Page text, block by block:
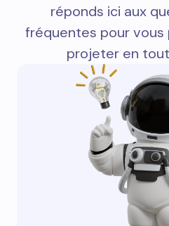
réponds ici aux
fréquentes pour
projeter en